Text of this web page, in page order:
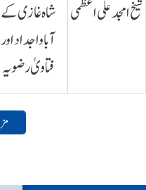
شیخ امجد علی اعظمی
شاہ غازی کے
آباواجداد اور
فتاویٰ رضویہ